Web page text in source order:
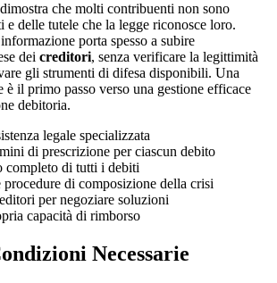
che molti contribuenti non sono
delle tutele che la legge riconosce loro.
porta spesso a subire
dei creditori, senza verificare la legittimità
gli strumenti di difesa disponibili. Una
è il primo passo verso una gestione efficace
debitoria.
legale specializzata
di prescrizione per ciascun debito
completo di tutti i debiti
procedure di composizione della crisi
per negoziare soluzioni
capacità di rimborso
Necessarie